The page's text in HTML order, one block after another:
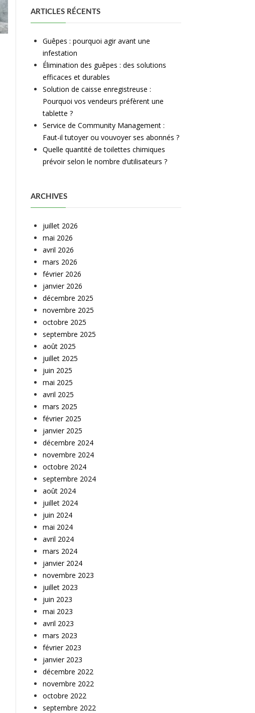
ARTICLES RÉCENTS
Guêpes : pourquoi agir avant une
infestation
Élimination des guêpes : des solutions
efficaces et durables
Solution de caisse enregistreuse :
Pourquoi vos vendeurs préfèrent une
tablette ?
Service de Community Management :
Faut-il tutoyer ou vouvoyer ses abonnés ?
Quelle quantité de toilettes chimiques
prévoir selon le nombre d’utilisateurs ?
ARCHIVES
juillet 2026
mai 2026
avril 2026
mars 2026
février 2026
janvier 2026
décembre 2025
novembre 2025
octobre 2025
septembre 2025
août 2025
juillet 2025
juin 2025
mai 2025
avril 2025
mars 2025
février 2025
janvier 2025
décembre 2024
novembre 2024
octobre 2024
septembre 2024
août 2024
juillet 2024
juin 2024
mai 2024
avril 2024
mars 2024
janvier 2024
novembre 2023
juillet 2023
juin 2023
mai 2023
avril 2023
mars 2023
février 2023
janvier 2023
décembre 2022
novembre 2022
octobre 2022
septembre 2022